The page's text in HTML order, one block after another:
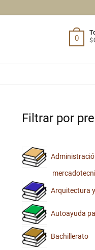
0
Filtrar por
Arquitectura
Autoayuda
Bachillerato